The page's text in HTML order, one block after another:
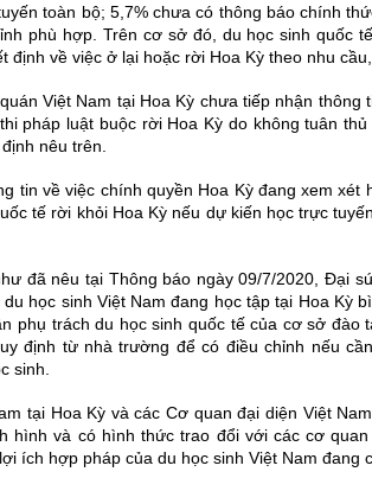
toàn bộ; 5,7% chưa có thông báo chính
phù hợp. Trên cơ sở đó, du học sinh quốc
định về việc ở lại hoặc rời Hoa Kỳ theo nhu
Việt Nam tại Hoa Kỳ chưa tiếp nhận thông
pháp luật buộc rời Hoa Kỳ do không tuân
nêu trên.
tin về việc chính quyền Hoa Kỳ đang xem xét
tế rời khỏi Hoa Kỳ nếu dự kiến học trực
đã nêu tại Thông báo ngày 09/7/2020, Đại
học sinh Việt Nam đang học tập tại Hoa Kỳ
phụ trách du học sinh quốc tế của cơ sở đào
định từ nhà trường để có điều chỉnh nếu
sinh.
tại Hoa Kỳ và các Cơ quan đại diện Việt
hình và có hình thức trao đổi với các cơ
ích hợp pháp của du học sinh Việt Nam đang